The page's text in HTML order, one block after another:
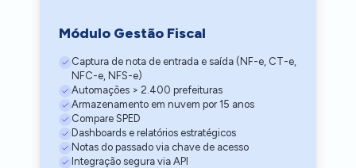
Módulo Gestão Fiscal
Captura de nota de entrada e saída (NF-e, CT-e,
NFC-e, NFS-e)
Automações > 2.400 prefeituras
Armazenamento em nuvem por 15 anos
Compare SPED
Dashboards e relatórios estratégicos
Notas do passado via chave de acesso
Integração segura via API